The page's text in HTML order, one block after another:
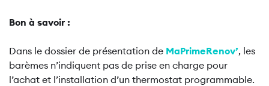
Bon à savoir :
Dans le dossier de présentation de MaPrimeRenov’, les
barèmes n’indiquent pas de prise en charge pour
l’achat et l’installation d’un thermostat programmable.